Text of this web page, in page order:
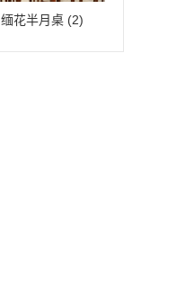
缅花半月桌 (2)